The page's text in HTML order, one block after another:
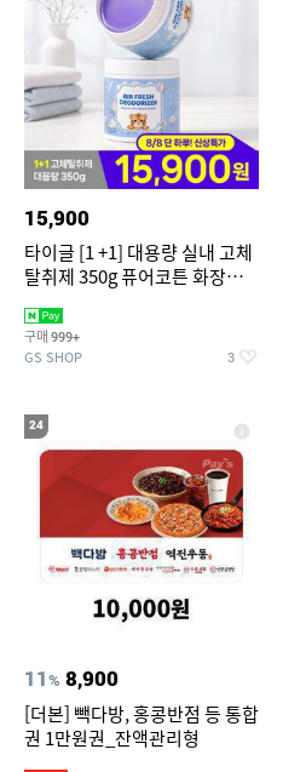
15,900
타이글 [1 +1] 대용량 실내 고체
탈취제 350g 퓨어코튼 화장실
구매 999+
GS SHOP 3
24
11% 8,900
[더본] 빽다방, 홍콩반점 등 통합
권 1만원권_잔액관리형